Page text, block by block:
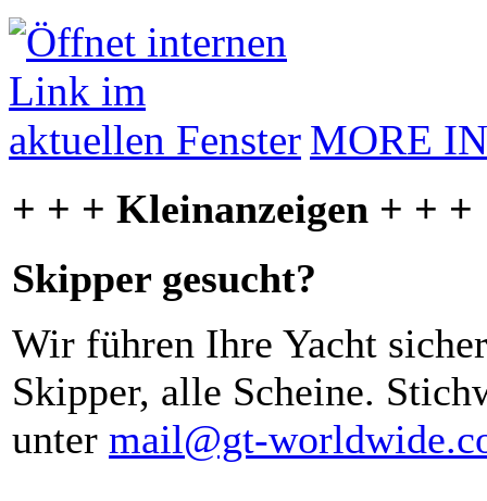
MORE
+ + + Kleinanzeigen + + +
Skipper gesucht?
Wir führen Ihre Yacht
Skipper, alle Scheine.
unter mail@gt-